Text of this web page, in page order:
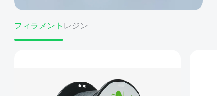
フィラメント レジン